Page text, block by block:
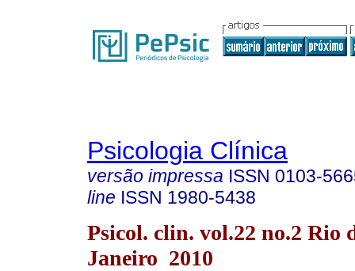
Psicologia Clínica
versão impressa ISSN 0103-
line ISSN 1980-5438
Psicol. clin. vol.22 no.2 Rio
Janeiro 2010